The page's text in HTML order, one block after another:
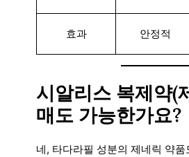
효과 안정적
시알리스 복제약(
매도 가능한가요?
네, 타다라필 성분의 제네릭 약품